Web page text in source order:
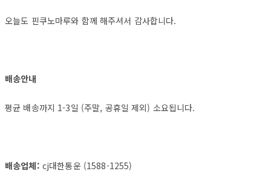
오늘도 핀쿠노마루와 함께 해주셔서 감사합니다.
배송안내
평균 배송까지 1-3일 (주말, 공휴일 제외) 소요됩니다.
배송업체: cj대한통운 (1588-1255)